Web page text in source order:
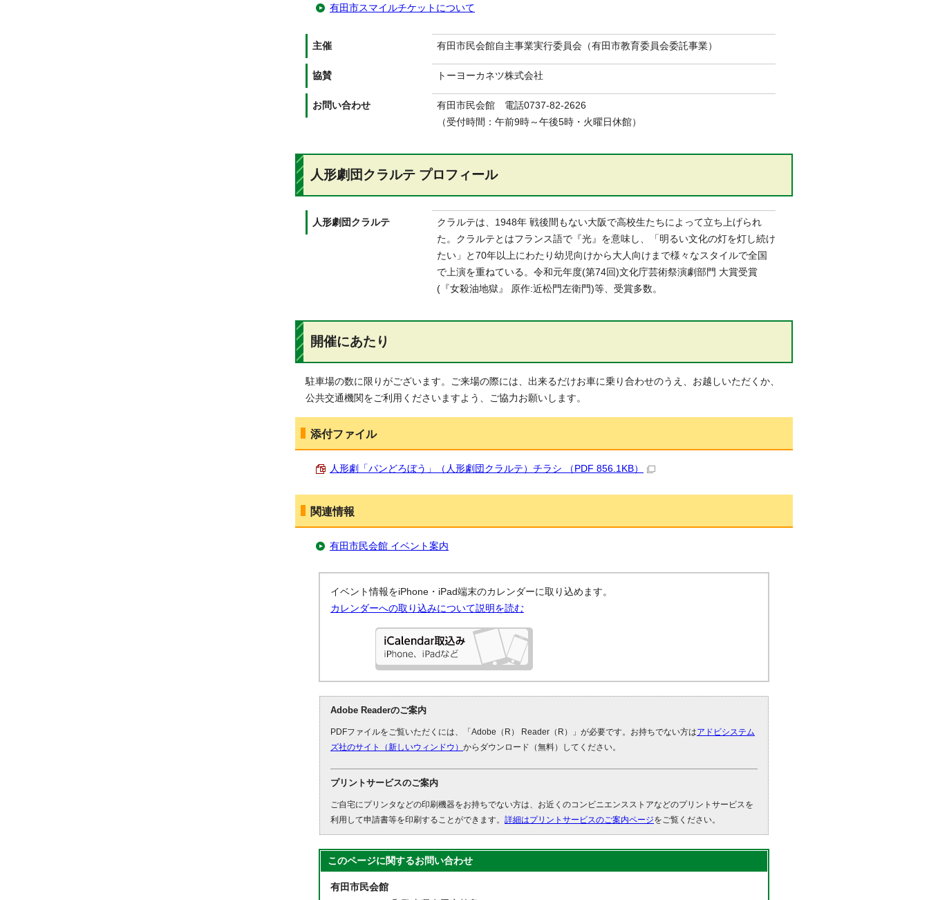
有田市スマイルチケットについて
主催 有田市民会館自主事業実行委員会（有田市教育委員会委託事業）
協賛 トーヨーカネツ株式会社
お問い合わせ
有田市民会館 電話0737-82-2626
（受付時間：午前9時～午後5時・火曜日休館）
人形劇団クラルテ プロフィール
人形劇団クラルテ
クラルテは、1948年 戦後間もない大阪で高校生たちによって立ち上げられ
た。クラルテとはフランス語で『光』を意味し、「明るい文化の灯を灯し続け
たい」と70年以上にわたり幼児向けから大人向けまで様々なスタイルで全国
で上演を重ねている。令和元年度(第74回)文化庁芸術祭演劇部門 大賞受賞
(『女殺油地獄』 原作:近松門左衛門)等、受賞多数。
開催にあたり
駐車場の数に限りがございます。ご来場の際には、出来るだけお車に乗り合わせのうえ、お越しいただくか、
公共交通機関をご利用くださいますよう、ご協力お願いします。
添付ファイル
人形劇「パンどろぼう」（人形劇団クラルテ）チラシ （PDF 856.1KB）
関連情報
有田市民会館 イベント案内
イベント情報をiPhone・iPad端末のカレンダーに取り込めます。
カレンダーへの取り込みについて説明を読む
Adobe Readerのご案内
PDFファイルをご覧いただくには、「Adobe（R） Reader（R）」が必要です。お持ちでない方はアドビシステム
ズ社のサイト（新しいウィンドウ） からダウンロード（無料）してください。
プリントサービスのご案内
ご自宅にプリンタなどの印刷機器をお持ちでない方は、お近くのコンビニエンスストアなどのプリントサービスを
利用して申請書等を印刷することができます。 詳細はプリントサービスのご案内ページをご覧ください。
このページに関するお問い合わせ
有田市民会館